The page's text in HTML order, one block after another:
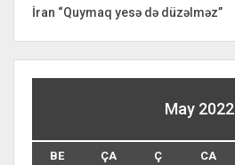
İran “Quymaq yesə də düzəlməz”
May 2022
BE ÇA Ç CA